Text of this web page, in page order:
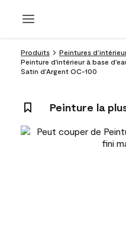
Produits
Peintures
Peinture d'intérieur à base
Satin d'Argent OC-100
Peinture la